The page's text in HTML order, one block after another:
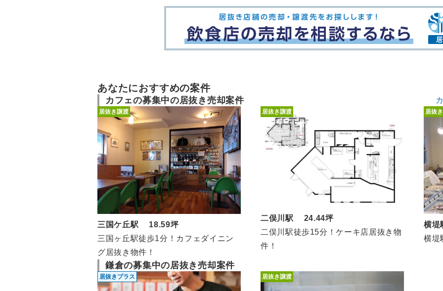
あなたにおすすめの案件
カフェの募集中の居抜き売却案件
居抜き譲渡
三国ケ丘駅 18.59坪
三国ヶ丘駅徒歩1分！カフェダイニン
グ居抜き物件！
居抜き譲渡
二俣川駅 24.44坪
二俣川駅徒歩15分！ケーキ店居抜き物
件！
居抜
横
横堤
鎌倉の募集中の居抜き売却案件
居抜きプラス 居抜き譲渡